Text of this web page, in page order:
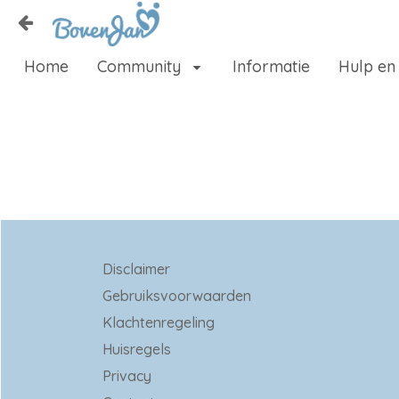
Home
Home Community Informatie Hulp
Disclaimer
Gebruiksvoorwaarden
Klachtenregeling
Huisregels
Privacy